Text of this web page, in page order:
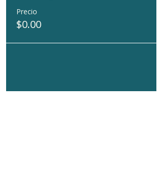
Precio
$0.00